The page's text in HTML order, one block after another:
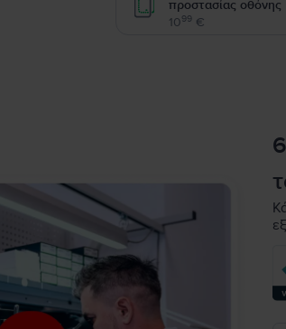
προστασίας οθόνης
1099 €